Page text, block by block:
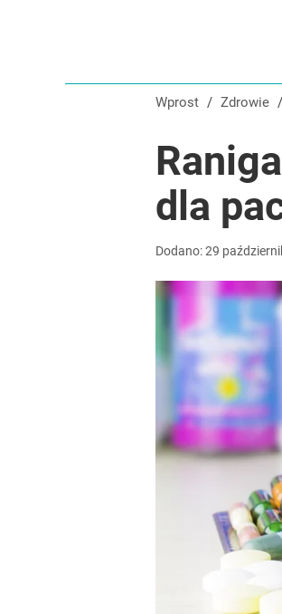
Ten obiad z Lidla zrobisz w 3
Wprost / Zdrowie /
dla
Dodano:29